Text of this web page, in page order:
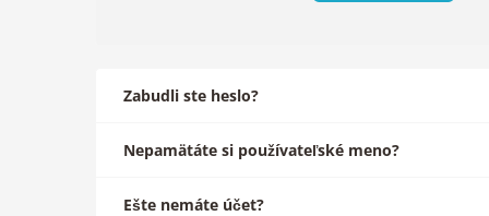
Zabudli ste heslo?
Nepamätáte si používateľské meno?
Ešte nemáte účet?